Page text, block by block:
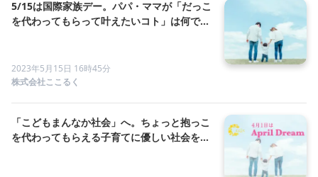
5/15は国際家族デー。パパ・ママが「だっこ
を代わってもらって叶えたいコト」は何です
2023年5月15日 16時45分
株式会社ここるく
「こどもまんなか社会」へ。ちょっと抱っこ
を代わってもらえる子育てに優しい社会を作